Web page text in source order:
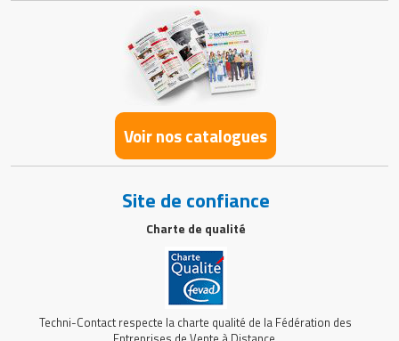
Voir nos catalogues
Site de confiance
Charte de qualité
Techni-Contact respecte la charte qualité de la Fédération des